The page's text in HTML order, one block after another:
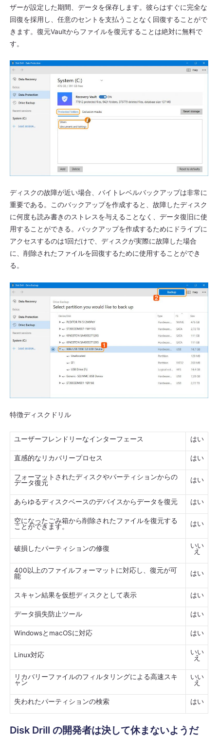
ザーが設定した期間、データを保存します。彼らはすぐに完全な
回復を採用し、任意のセントを支払うことなく回復することがで
きます。復元Vaultからファイルを復元することは絶対に無料で
す。
ディスクの故障が近い場合、バイトレベルバックアップは非常に
重要である。このバックアップを作成すると、故障したディスク
に何度も読み書きのストレスを与えることなく、データ復旧に使
用することができる。バックアップを作成するためにドライブに
アクセスするのは1回だけで、ディスクが実際に故障した場合
に、削除されたファイルを回復するために使用することができ
る。
特徴ディスクドリル
ユーザーフレンドリーなインターフェース はい
直感的なリカバリープロセス はい
フォーマットされたディスクやパーティションからの
データ復元 はい
あらゆるディスクベースのデバイスからデータを復元 はい
空になったごみ箱から削除されたファイルを復元する
ことができます。 はい
破損したパーティションの修復 いい
え
400以上のファイルフォーマットに対応し、復元が可
能 はい
スキャン結果を仮想ディスクとして表示 はい
データ損失防止ツール はい
WindowsとmacOSに対応 はい
Linux対応 いい
え
リカバリーファイルのフィルタリングによる高速スキ
ャン
いい
え
失われたパーティションの検索 はい
Disk Drill の開発者は決して休まないようだ